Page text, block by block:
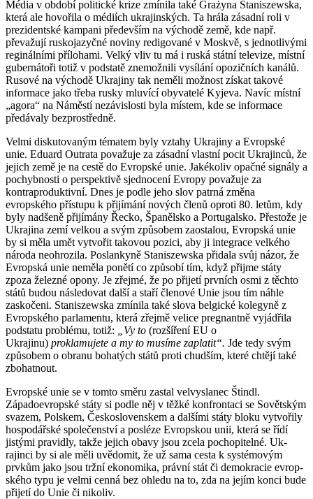
Média v období politické krize zmí­nila také Grażyna Staniszewska,
která ale hovo­řila o médiích ukrajins­kých. Ta hrála zásadní roli v
prezidentské kampani především na východě země, kde např.
převažují rus­kojazyčné noviny redigované v Moskvě, s jednotlivými
reginálními přílohami. Velký vliv tu má i ruská státní televize, místní
gubernátoři totiž v podstatě zne­možnili vysílání opozičních kanálů.
Ru­sové na východě Ukrajiny tak neměli možnost získat takové
informace jako třeba rusky mluvící obyvatelé Kyjeva. Navíc místní
„agora“ na Náměstí nezávislosti byla místem, kde se informace
předávaly bez­prostředně.
Velmi diskutovaným tématem byly vztahy Ukrajiny a Evropské
unie. Eduard Outrata považuje za zásadní vlastní pocit Uk­ra­jin­ců, že
jejich země je na cestě do Ev­rop­ské unie. Jakékoliv opačné signály a
po­chyb­­nosti o perspektivě sjednocení Evropy po­va­žuje za
kontraproduktivní. Dnes je podle jeho slov patrná změna
evropského pří­s­tupu k přijímání nových členů oproti 80. letům, kdy
byly nadšeně přijímány Řecko, Španělsko a Portugalsko. Přes­to­že je
Ukrajina zemí velkou a svým způso­bem zaostalou, Evropská unie
by si měla umět vy­tvořit takovou pozici, aby ji integ­race velkého
národa neohrozila. Poslan­­kyně Staniszewska přidala svůj názor, že
Ev­ropská unie neměla ponětí co způsobí tím, když přijme státy
zpoza železné opony. Je zřejmé, že po přijetí prvních osmi z těchto
států budou následovat další a staří čle­nové Unie jsou tím náhle
zaskočeni. Sta­niszewska zmínila také slova belgické ko­legyně z
Evropského parlamentu, která zřejmě velice pregnantně vy­jádřila
podstatu problému, totiž:
„Vy to (rozšíření EU o
Ukrajinu) proklamujete a my to mu­síme zaplatit“. Jde tedy svým
způso­bem o ob­ranu bohatých států proti chudším, které chtějí také
zbohatnout.
Evropské unie se v tomto směru zastal velvyslanec Štindl.
Západoevropské státy si podle něj v těžké konfrontaci se So­vět­ským
sva­zem, Polskem, Česko­slo­ven­skem a dal­šími státy bloku vytvořily
hos­podář­ské společenství a posléze Evropskou unii, která se řídí
jistými pravidly, takže jejich obavy jsou zcela pochopitelné. Uk­
rajinci by si ale měli uvědomit, že už sama cesta k systémovým
prvkům jako jsou tržní eko­nomika, právní stát či demokracie ev­­rop­
ského typu je velmi cenná bez ohledu na to, zda na jejím konci bude
přijetí do Unie či nikoliv.